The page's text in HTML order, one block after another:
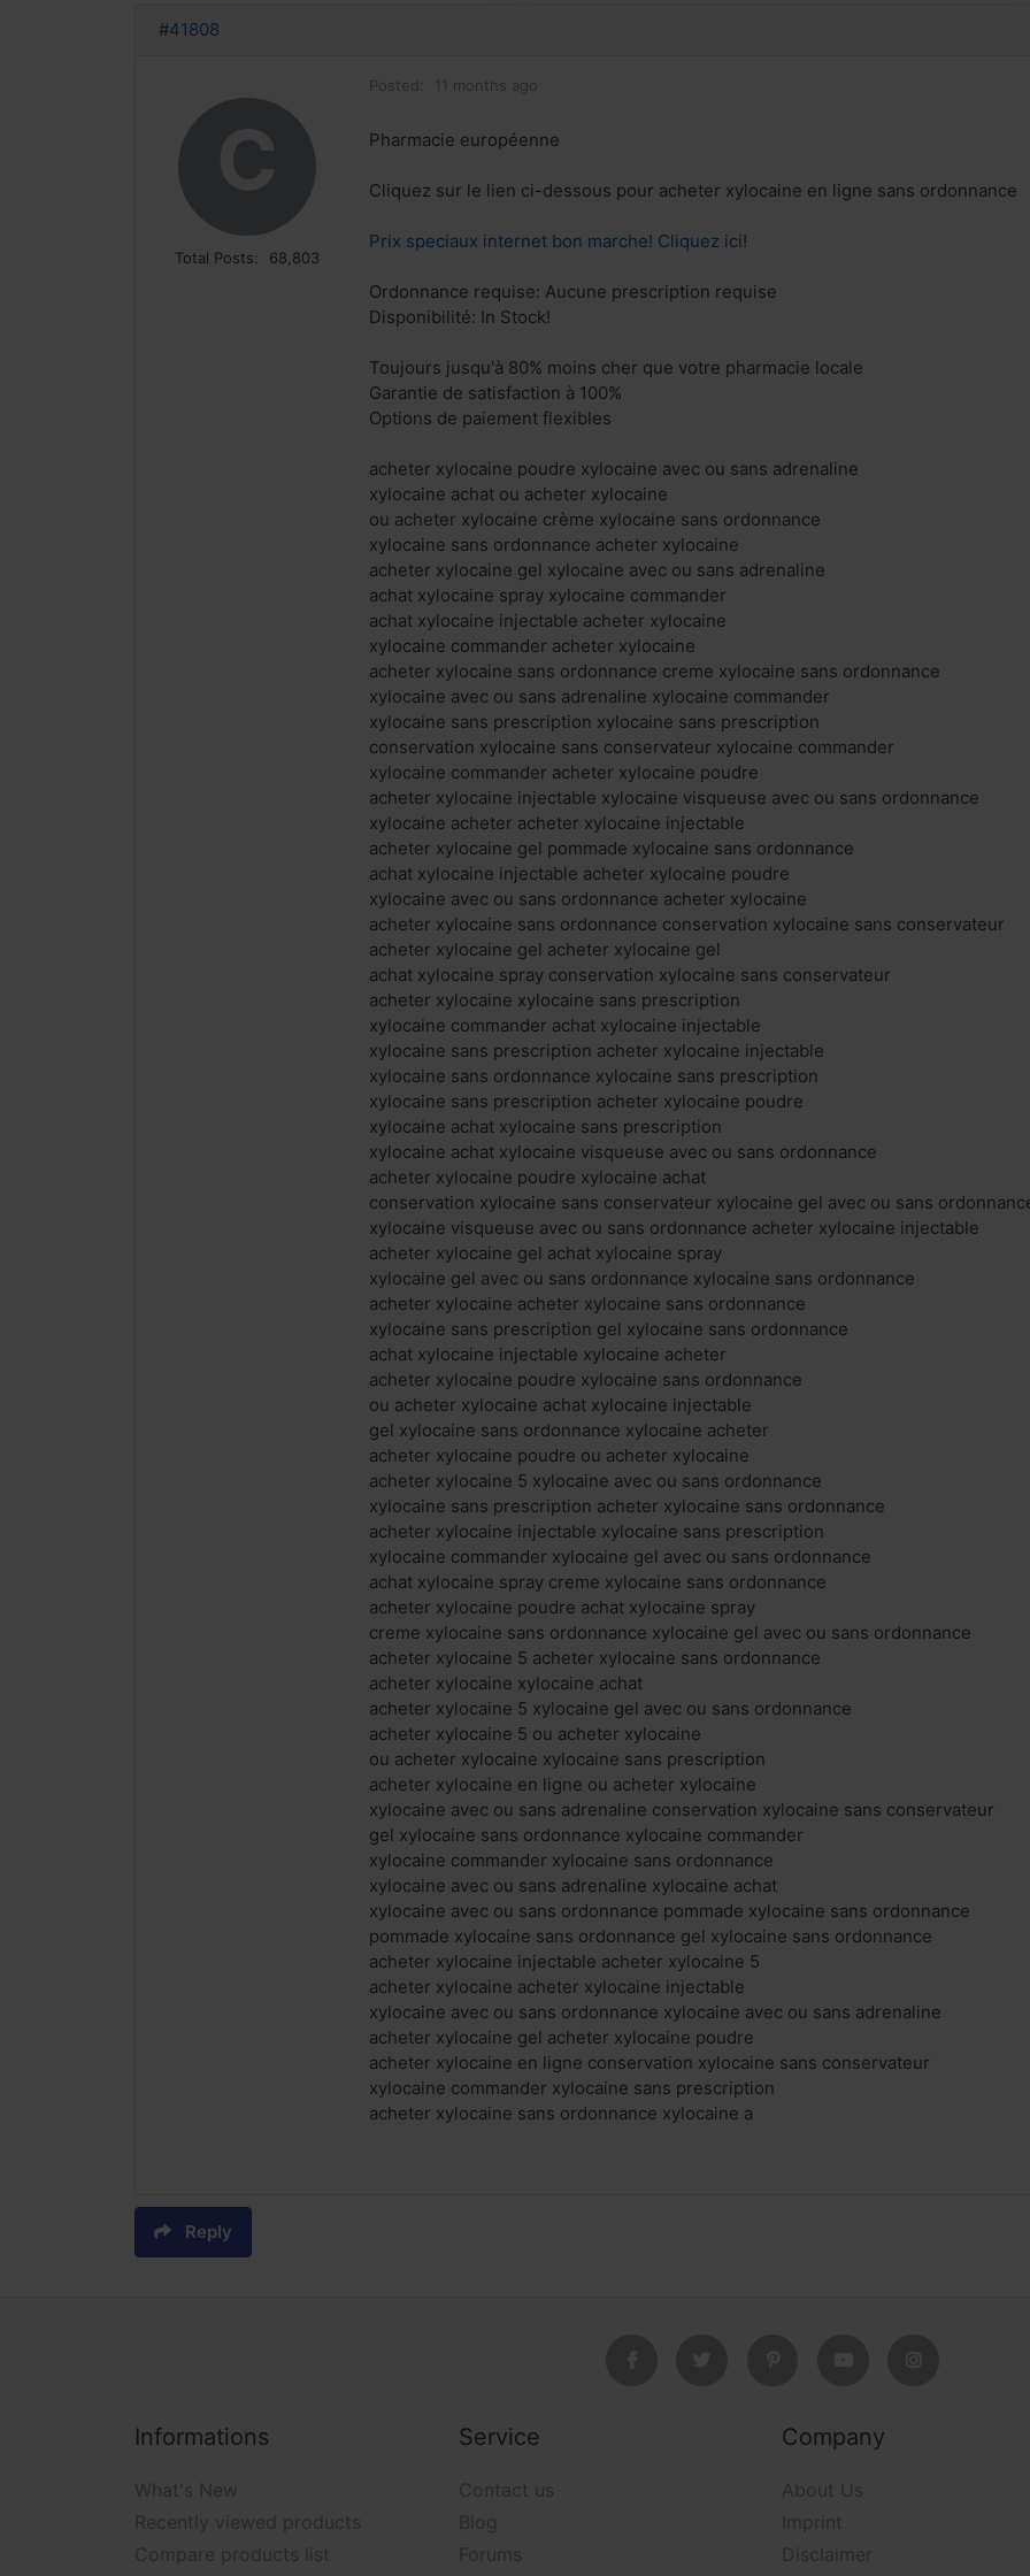
#41808
C
Total Posts: 68,803
Posted: 11 months ago
Pharmacie européenne
Cliquez sur le lien ci-dessous pour acheter xylocaine en ligne sans ordonnance
Prix speciaux internet bon marche! Cliquez ici!
Ordonnance requise: Aucune prescription requise
Disponibilité: In Stock!
Toujours jusqu'à 80% moins cher que votre pharmacie locale
Garantie de satisfaction à 100%
Options de paiement flexibles
acheter xylocaine poudre xylocaine avec ou sans adrenaline
xylocaine achat ou acheter xylocaine
ou acheter xylocaine crème xylocaine sans ordonnance
xylocaine sans ordonnance acheter xylocaine
acheter xylocaine gel xylocaine avec ou sans adrenaline
achat xylocaine spray xylocaine commander
achat xylocaine injectable acheter xylocaine
xylocaine commander acheter xylocaine
acheter xylocaine sans ordonnance creme xylocaine sans ordonnance
xylocaine avec ou sans adrenaline xylocaine commander
xylocaine sans prescription xylocaine sans prescription
conservation xylocaine sans conservateur xylocaine commander
xylocaine commander acheter xylocaine poudre
acheter xylocaine injectable xylocaine visqueuse avec ou sans ordonnance
xylocaine acheter acheter xylocaine injectable
acheter xylocaine gel pommade xylocaine sans ordonnance
achat xylocaine injectable acheter xylocaine poudre
xylocaine avec ou sans ordonnance acheter xylocaine
acheter xylocaine sans ordonnance conservation xylocaine sans conservateur
acheter xylocaine gel acheter xylocaine gel
achat xylocaine spray conservation xylocaine sans conservateur
acheter xylocaine xylocaine sans prescription
xylocaine commander achat xylocaine injectable
xylocaine sans prescription acheter xylocaine injectable
xylocaine sans ordonnance xylocaine sans prescription
xylocaine sans prescription acheter xylocaine poudre
xylocaine achat xylocaine sans prescription
xylocaine achat xylocaine visqueuse avec ou sans ordonnance
acheter xylocaine poudre xylocaine achat
conservation xylocaine sans conservateur xylocaine gel avec ou sans
xylocaine visqueuse avec ou sans ordonnance acheter xylocaine injectable
acheter xylocaine gel achat xylocaine spray
xylocaine gel avec ou sans ordonnance xylocaine sans ordonnance
acheter xylocaine acheter xylocaine sans ordonnance
xylocaine sans prescription gel xylocaine sans ordonnance
achat xylocaine injectable xylocaine acheter
acheter xylocaine poudre xylocaine sans ordonnance
ou acheter xylocaine achat xylocaine injectable
gel xylocaine sans ordonnance xylocaine acheter
acheter xylocaine poudre ou acheter xylocaine
acheter xylocaine 5 xylocaine avec ou sans ordonnance
xylocaine sans prescription acheter xylocaine sans ordonnance
acheter xylocaine injectable xylocaine sans prescription
xylocaine commander xylocaine gel avec ou sans ordonnance
achat xylocaine spray creme xylocaine sans ordonnance
acheter xylocaine poudre achat xylocaine spray
creme xylocaine sans ordonnance xylocaine gel avec ou sans ordonnance
acheter xylocaine 5 acheter xylocaine sans ordonnance
acheter xylocaine xylocaine achat
acheter xylocaine 5 xylocaine gel avec ou sans ordonnance
acheter xylocaine 5 ou acheter xylocaine
ou acheter xylocaine xylocaine sans prescription
acheter xylocaine en ligne ou acheter xylocaine
xylocaine avec ou sans adrenaline conservation xylocaine sans conservateur
gel xylocaine sans ordonnance xylocaine commander
xylocaine commander xylocaine sans ordonnance
xylocaine avec ou sans adrenaline xylocaine achat
xylocaine avec ou sans ordonnance pommade xylocaine sans ordonnance
pommade xylocaine sans ordonnance gel xylocaine sans ordonnance
acheter xylocaine injectable acheter xylocaine 5
acheter xylocaine acheter xylocaine injectable
xylocaine avec ou sans ordonnance xylocaine avec ou sans adrenaline
acheter xylocaine gel acheter xylocaine poudre
acheter xylocaine en ligne conservation xylocaine sans conservateur
xylocaine commander xylocaine sans prescription
acheter xylocaine sans ordonnance xylocaine a
Reply
Informations
What's New
Recently viewed products
Compare products list
Service
Contact us
Blog
Forums
Company
About Us
Imprint
Disclaimer